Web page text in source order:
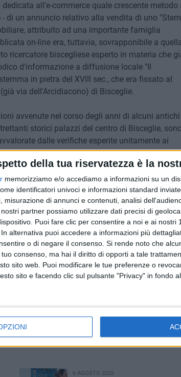
della tua riservatezza è la
memorizziamo e/o accediamo a informazioni su un
identificatori univoci e informazioni standard
misurazione di annunci e contenuti, analisi
partner possiamo utilizzare dati precisi di
Puoi fare clic per consentire a noi e ai nostri
alternativa puoi accedere a informazioni più
o di negare il consenso. Si rende noto che
consenso, ma hai il diritto di opporti a tale
sito web. Puoi modificare le tue preferenze o
sito e facendo clic sul pulsante "Privacy" in fondo
all'e-commerce quale crescente metodo
di un annuncio relativo alla vendita di uno
attribuito ad una importante famiglia
on-line era, tuttavia, sovrapponibile a
ricercatore biscegliese esperto in materia che
d'informazione a diffusione locale "Il
in pietra del XVIII sec., che era fissato al
via dell'Arcidiacono) di Bisceglie.
avvenute nel corso degli anni di alcuni antichi
storici palazzi del centro di Bisceglie, sono
dalle verifiche esperite unitamente ai
arti e paesaggio per le province di BAT e
la "Banca dati dei beni culturali illecitamente
Carabinieri Tutela Patrimonio Culturale,
marmoreo in vendita on-line proveniva
di Bisceglie.
bene culturale, operato nei confronti di un
è stato infine individuato lo stemma
penali degli autori delle varie cessioni
in termini di recupero di preziosi esemplari
del territorio. L'Autorità Giudiziaria di Trani
bene storico-artistico alla Soprintendenza
di BAT e Foggia, che ha autorizzato la
alla fruizione pubblica, anche in ragione
appartenenti alla Città di Bisceglie.
6 AGOSTO 2026